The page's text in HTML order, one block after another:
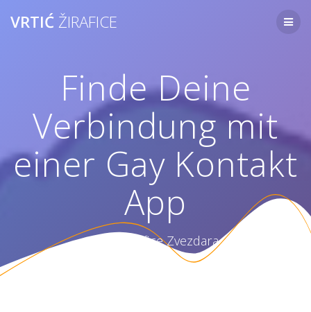
VRTIĆ ŽIRAFICE
Finde Deine
Verbindung mit
einer Gay Kontakt
App
Vrtić Žirafice Zvezdara